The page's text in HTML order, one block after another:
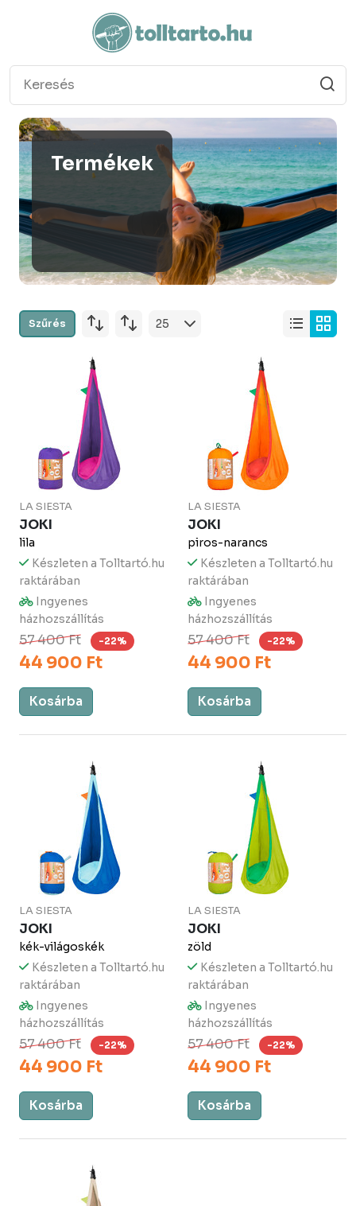
Termékek
Szűrés
LA SIESTA
JOKI
lila
Készleten a Tolltartó.hu
raktárában
Ingyenes
házhozszállítás
57 400 Ft -22%
44 900 Ft
Kosárba
LA SIESTA
JOKI
piros-narancs
Készleten a Tolltartó.hu
raktárában
Ingyenes
házhozszállítás
57 400 Ft -22%
44 900 Ft
Kosárba
LA SIESTA
JOKI
kék-világoskék
Készleten a Tolltartó.hu
raktárában
Ingyenes
házhozszállítás
57 400 Ft -22%
44 900 Ft
Kosárba
LA SIESTA
JOKI
zöld
Készleten a Tolltartó.hu
raktárában
Ingyenes
házhozszállítás
57 400 Ft -22%
44 900 Ft
Kosárba